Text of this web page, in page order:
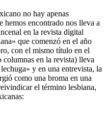
no hay apenas
encontrado nos lleva a
en la revista digital
que comenzó en el año
con el mismo título en el
en la revista) lleva
y en una entrevista, la
como una broma en una
el término lesbiana,